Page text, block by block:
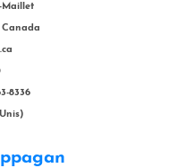
Maillet
Canada
8336